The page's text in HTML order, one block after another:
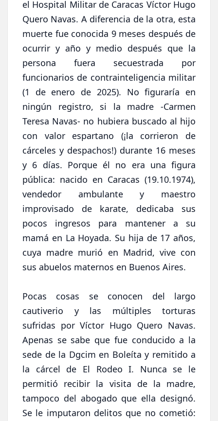
el Hospital Militar de Caracas Víctor Hugo
Quero Navas. A diferencia de la otra, esta
muerte fue conocida 9 meses después de
ocurrir y año y medio después que la
persona fuera secuestrada por
funcionarios de contrainteligencia militar
(1 de enero de 2025). No figuraría en
ningún registro, si la madre -Carmen
Teresa Navas- no hubiera buscado al hijo
con valor espartano (¡la corrieron de
cárceles y despachos!) durante 16 meses
y 6 días. Porque él no era una figura
pública: nacido en Caracas (19.10.1974),
vendedor ambulante y maestro
improvisado de karate, dedicaba sus
pocos ingresos para mantener a su
mamá en La Hoyada. Su hija de 17 años,
cuya madre murió en Madrid, vive con
sus abuelos maternos en Buenos Aires.
Pocas cosas se conocen del largo
cautiverio y las múltiples torturas
sufridas por Víctor Hugo Quero Navas.
Apenas se sabe que fue conducido a la
sede de la Dgcim en Boleíta y remitido a
la cárcel de El Rodeo I. Nunca se le
permitió recibir la visita de la madre,
tampoco del abogado que ella designó.
Se le imputaron delitos que no cometió: